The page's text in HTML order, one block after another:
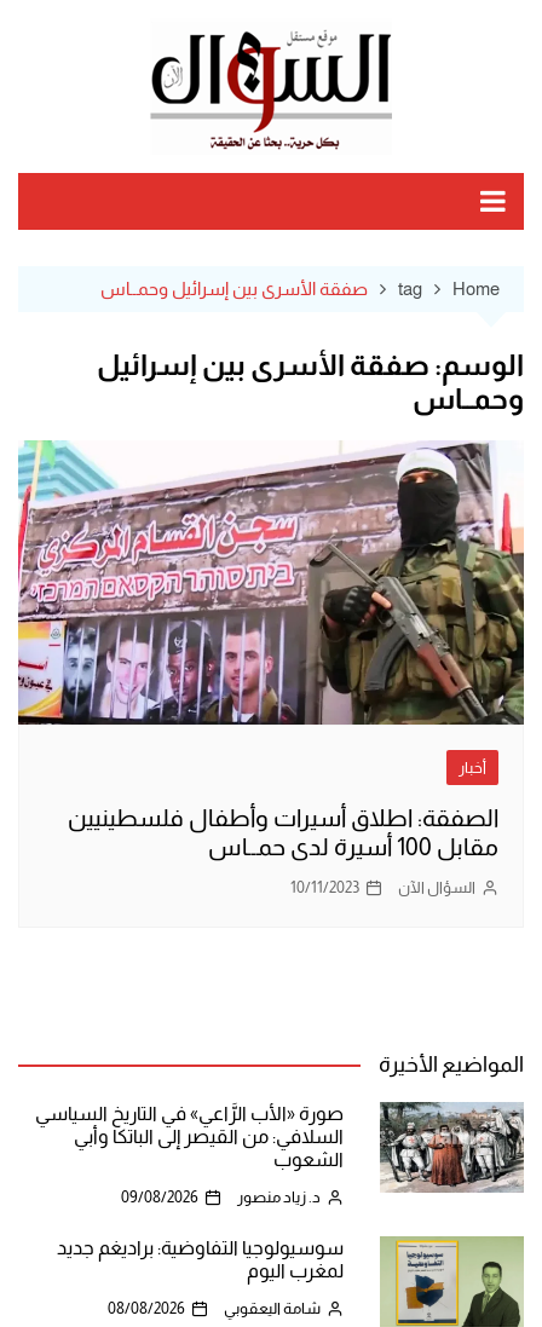
Home
tag صفقة الأسرى بين إسرائيل وحمــاس
الوسم: صفقة الأسرى بين إسرائيل
وحمــاس
أخبار
الصفقة: اطلاق أسيرات وأطفال فلسطينيين
مقابل 100 أسيرة لدى حمــاس
السؤال الآن 10/11/2023
المواضيع الأخيرة
صورة «الأب الرَّاعي» في التاريخ السياسي
السلافي: من القيصر إلى الباتكا وأبي
الشعوب
د. زياد منصور 09/08/2026
سوسيولوجيا التفاوضية: براديغم جديد
لمغرب اليوم
شامة اليعقوبي 08/08/2026